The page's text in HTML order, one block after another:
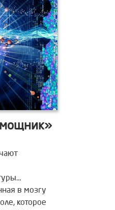
в мозгу
которое